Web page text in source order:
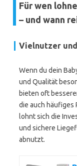
Für wen
– und wann
Vielnutzer
Wenn du dein
und Qualität
bieten oft
die auch häufiges
lohnt sich die
und sichere
abnutzt.